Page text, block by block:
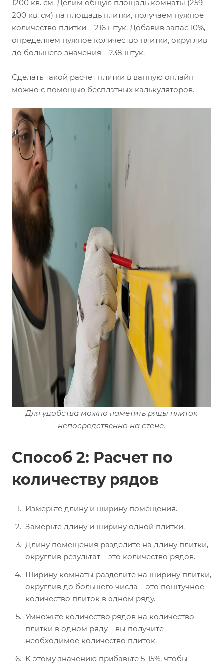
1200 кв. см. Делим общую площадь комнаты (259
200 кв. см) на площадь плитки, получаем нужное
количество плитки – 216 штук. Добавив запас 10%,
определяем нужное количество плитки, округлив
до большего значения – 238 штук.
Сделать такой расчет плитки в ванную онлайн
можно с помощью бесплатных калькуляторов.
Для удобства можно наметить ряды плиток
непосредственно на стене.
Способ 2: Расчет по
количеству рядов
Измерьте длину и ширину помещения.
Замерьте длину и ширину одной плитки.
Длину помещения разделите на длину плитки,
округлив результат – это количество рядов.
Ширину комнаты разделите на ширину плитки,
округлив до большего числа – это поштучное
количество плиток в одном ряду.
Умножьте количество рядов на количество
плитки в одном ряду – вы получите
необходимое количество плиток.
К этому значению прибавьте 5-15%, чтобы